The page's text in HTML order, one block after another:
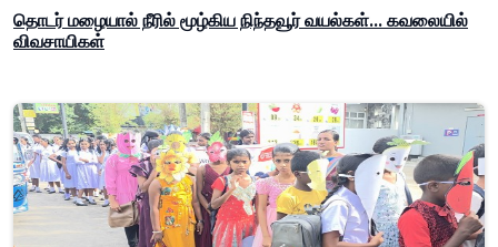
தொடர் மழையால் நீரில் மூழ்கிய நிந்தவூர் வயல்கள்... கவலையில்
விவசாயிகள்